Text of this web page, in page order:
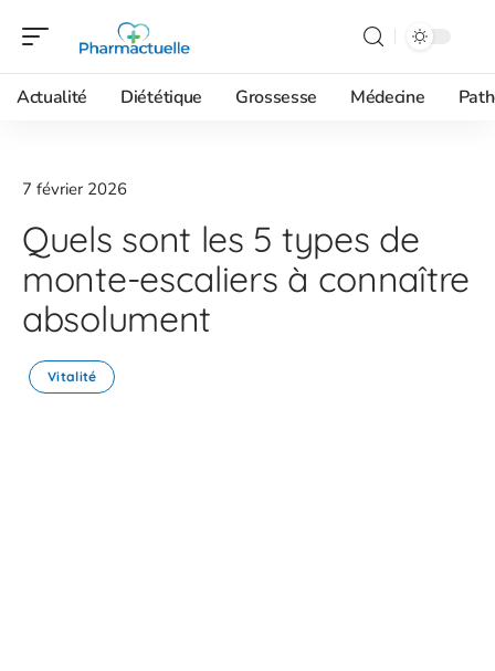
Actualité Diététique Grossesse Médecine
7 février 2026
Quels sont les 5 types de
monte-escaliers à connaître
absolument
Vitalité